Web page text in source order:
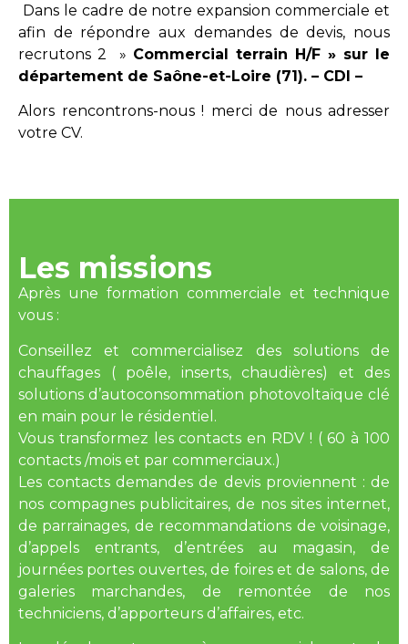
Dans le cadre de notre expansion commerciale et
afin de répondre aux demandes de devis, nous
recrutons 2 » Commercial terrain H/F » sur le
département de Saône-et-Loire (71). – CDI –
Alors rencontrons-nous ! merci de nous adresser
votre CV.
Les missions
Après une formation commerciale et technique
vous :
Conseillez et commercialisez des solutions de
chauffages ( poêle, inserts, chaudières) et des
solutions d’autoconsommation photovoltaïque clé
en main pour le résidentiel.
Vous transformez les contacts en RDV ! ( 60 à 100
contacts /mois et par commerciaux.)
Les contacts demandes de devis proviennent : de
nos compagnes publicitaires, de nos sites internet,
de parrainages, de recommandations de voisinage,
d’appels entrants, d’entrées au magasin, de
journées portes ouvertes, de foires et de salons, de
galeries marchandes, de remontée de nos
techniciens, d’apporteurs d’affaires, etc.